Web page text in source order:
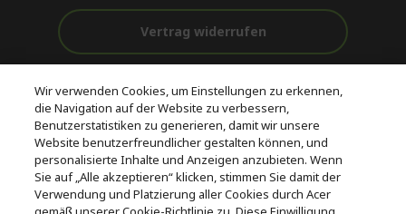
Vertrag widerrufen
Kostenloser
Versand
vor und nach
dem Kauf
Zahlung
© 2026 Acer Inc.
CPYou BV ist der autorisierte Wiederverkäufer und Händler der
Produkte und Dienstleistungen, die in diesem Shop angeboten
werden.
Wir verwenden Cookies, um Einstellungen zu erkennen,
die Navigation auf der Website zu verbessern,
Benutzerstatistiken zu generieren, damit wir unsere
Website benutzerfreundlicher gestalten können, und
personalisierte Inhalte und Anzeigen anzubieten. Wenn
Sie auf „Alle akzeptieren“ klicken, stimmen Sie damit der
Verwendung und Platzierung aller Cookies durch Acer